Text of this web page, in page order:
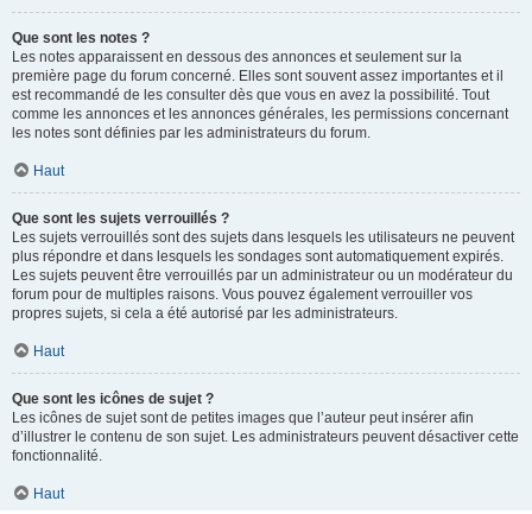
Que sont les notes ?
Les notes apparaissent en dessous des annonces et seulement sur la
première page du forum concerné. Elles sont souvent assez importantes et il
est recommandé de les consulter dès que vous en avez la possibilité. Tout
comme les annonces et les annonces générales, les permissions concernant
les notes sont définies par les administrateurs du forum.
Haut
Que sont les sujets verrouillés ?
Les sujets verrouillés sont des sujets dans lesquels les utilisateurs ne peuvent
plus répondre et dans lesquels les sondages sont automatiquement expirés.
Les sujets peuvent être verrouillés par un administrateur ou un modérateur du
forum pour de multiples raisons. Vous pouvez également verrouiller vos
propres sujets, si cela a été autorisé par les administrateurs.
Haut
Que sont les icônes de sujet ?
Les icônes de sujet sont de petites images que l’auteur peut insérer afin
d’illustrer le contenu de son sujet. Les administrateurs peuvent désactiver cette
fonctionnalité.
Haut